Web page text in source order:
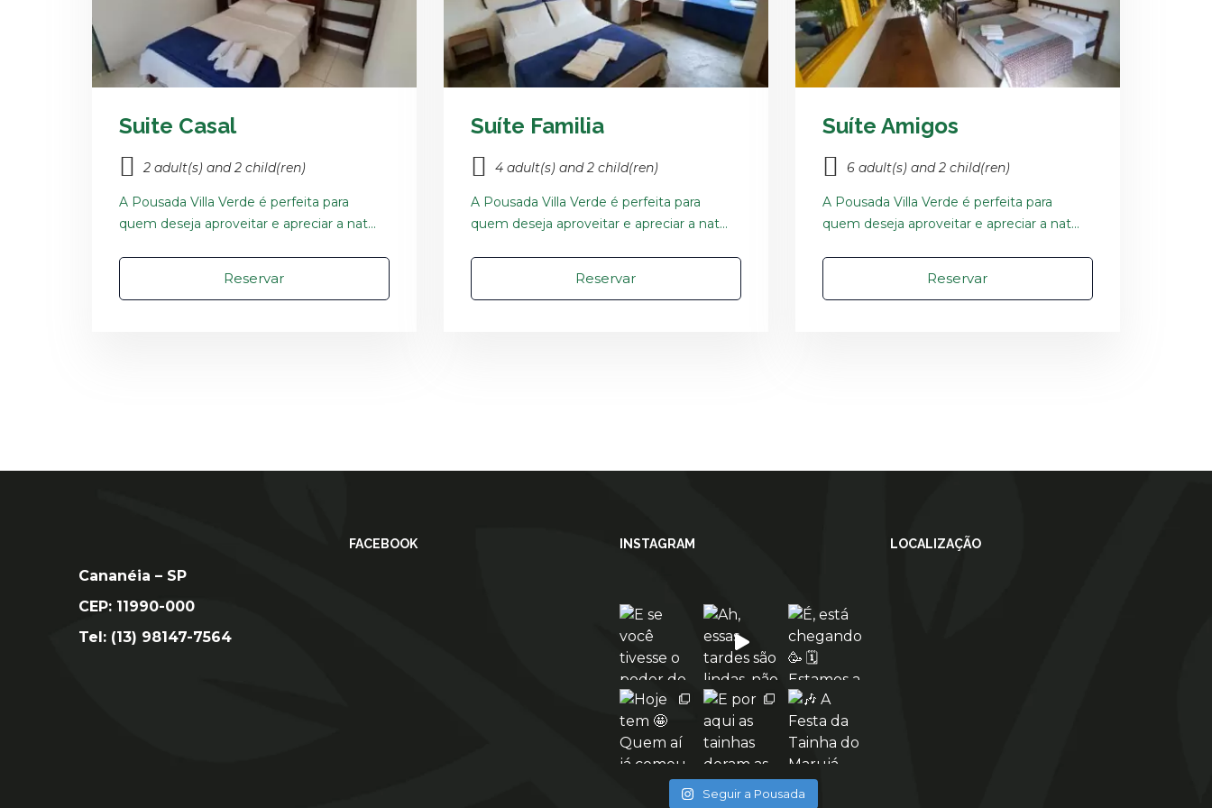
Suite Casal
2 adult(s) and 2 child(ren)
A Pousada Villa Verde é perfeita para
quem deseja aproveitar e apreciar a nat...
Reservar
Suíte Familia
4 adult(s) and 2 child(ren)
A Pousada Villa Verde é perfeita para
quem deseja aproveitar e apreciar a nat...
Reservar
Suíte Amigos
6 adult(s) and 2 child(ren)
A Pousada Villa Verde é perfeita para
quem deseja aproveitar e apreciar a nat...
Reservar
Cananéia – SP
CEP: 11990-000
Tel: (13) 98147-7564
FACEBOOK INSTAGRAM
Seguir a Pousada
LOCALIZAÇÃO